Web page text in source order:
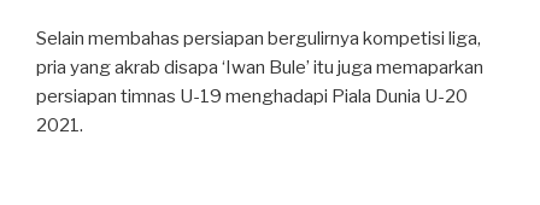
Selain membahas persiapan bergulirnya kompetisi liga,
pria yang akrab disapa ‘Iwan Bule’ itu juga memaparkan
persiapan timnas U-19 menghadapi Piala Dunia U-20
2021.